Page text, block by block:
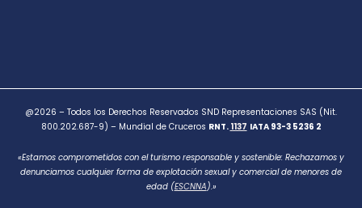
@2026 – Todos los Derechos Reservados SND Representaciones SAS (Nit.
800.202.687-9) – Mundial de Cruceros RNT. 1137 IATA 93-3 5236 2
«Estamos comprometidos con el turismo responsable y sostenible: Rechazamos y
denunciamos cualquier forma de explotación sexual y comercial de menores de
edad (ESCNNA).»